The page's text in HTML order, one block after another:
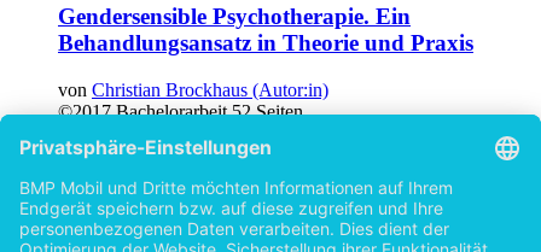
Gendersensible Psychotherapie. Ein
Behandlungsansatz in Theorie und Praxis
von Christian Brockhaus (Autor:in)
©2017 Bachelorarbeit 52 Seiten
Hilfe/FAQ
Datenschutz
AGB
Vertrag widerrufen